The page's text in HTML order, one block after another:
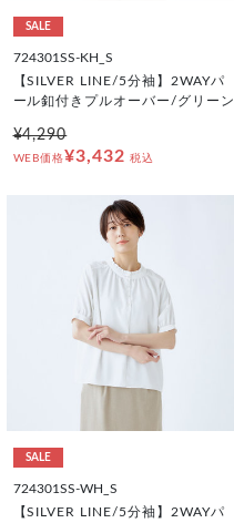
SALE
724301SS-KH_S
【SILVER LINE/5分袖】2WAYパ
ール釦付きプルオーバー/グリーン
¥4,290
WEB価格¥3,432 税込
SALE
724301SS-WH_S
【SILVER LINE/5分袖】2WAYパ